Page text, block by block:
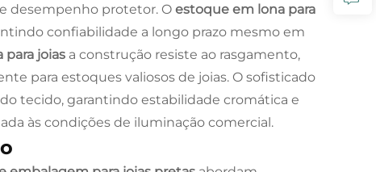
desempenho protetor. O estoque em lona para
confiabilidade a longo prazo mesmo em
joias a construção resiste ao rasgamento,
para estoques valiosos de joias. O sofisticado
tecido, garantindo estabilidade cromática e
às condições de iluminação comercial.